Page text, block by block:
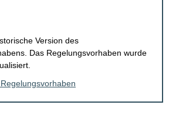
Version des
Das Regelungsvorhaben wurde